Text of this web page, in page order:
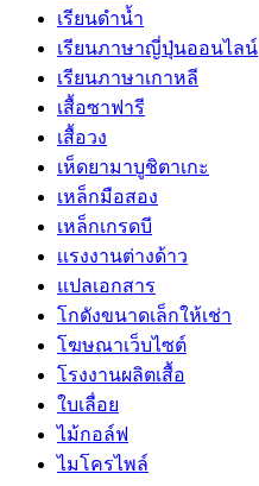
เรียนดำน้ำ
เรียนภาษาญี่ปุ่นออนไลน์
เรียนภาษาเกาหลี
เสื้อซาฟารี
เสื้อวง
เห็ดยามาบูชิตาเกะ
เหล็กมือสอง
เหล็กเกรดบี
เเรงงานต่างด้าว
แปลเอกสาร
โกดังขนาดเล็กให้เช่า
โฆษณาเว็บไซต์
โรงงานผลิตเสื้อ
ใบเลื่อย
ไม้กอล์ฟ
ไมโครไพล์